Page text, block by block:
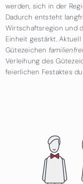
werden, sich in der
Dadurch entsteht
Wirtschaftsregion und
Einheit gestärkt.
Gütezeichen
Verleihung des
feierlichen Festaktes